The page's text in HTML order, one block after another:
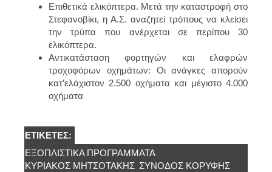
Επιθετικά ελικόπτερα. Μετά την καταστροφή στο
Στεφανοβίκι, η Α.Σ. αναζητεί τρόπους να κλείσει
την τρύπα που ανέρχεται σε περίπου 30
ελικόπτερα.
Αντικατάσταση φορτηγών και ελαφρών
τροχοφόρων οχημάτων: Οι ανάγκες απορούν
κατ’ελάχιστον 2.500 οχήματα και μέγιστο 4.000
οχήματα
ΕΤΙΚΈΤΕΣ:
ΕΞΟΠΛΙΣΤΙΚΑ ΠΡΟΓΡΑΜΜΑΤΑ
ΚΥΡΙΆΚΟΣ ΜΗΤΣΟΤΆΚΗΣ ΣΎΝΟΔΟΣ ΚΟΡΥΦΉΣ